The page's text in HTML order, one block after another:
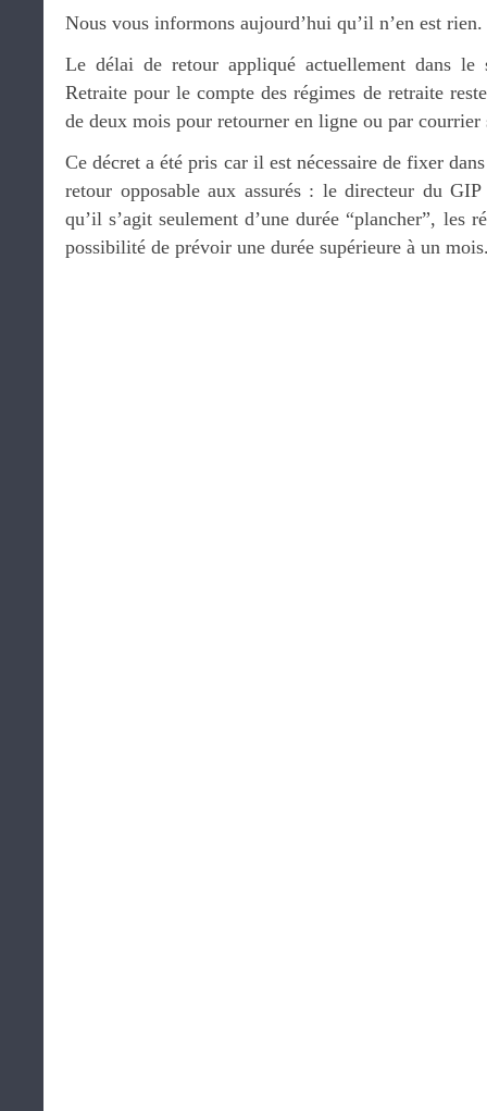
Nous vous informons aujourd’hui qu’il n’en est rien.
Le délai de retour appliqué actuellement dans le
Retraite pour le compte des régimes de retraite
de deux mois pour retourner en ligne ou par
Ce décret a été pris car il est nécessaire de fixer
retour opposable aux assurés : le directeur du
qu’il s’agit seulement d’une durée “plancher”, les
possibilité de prévoir une durée supérieure à un